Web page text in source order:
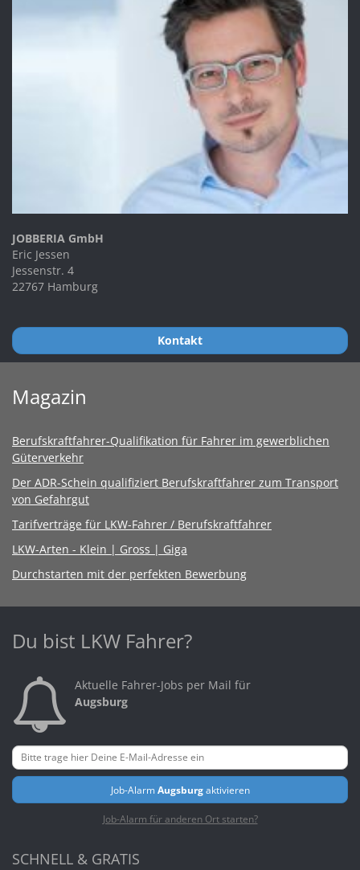
JOBBERIA GmbH
Eric Jessen
Jessenstr. 4
22767 Hamburg
Kontakt
Magazin
Berufskraftfahrer-Qualifikation für Fahrer im gewerblichen
Güterverkehr
Der ADR-Schein qualifiziert Berufskraftfahrer zum Transport
von Gefahrgut
Tarifverträge für LKW-Fahrer / Berufskraftfahrer
LKW-Arten - Klein | Gross | Giga
Durchstarten mit der perfekten Bewerbung
Du bist LKW Fahrer?
Aktuelle Fahrer-Jobs per Mail für
Augsburg
Job-AlarmAugsburgaktivieren
Job-Alarm für anderen Ort starten?
SCHNELL & GRATIS